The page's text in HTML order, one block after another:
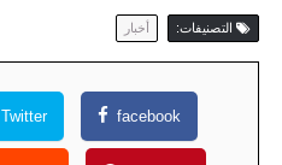
التصنيفات: أخبار
facebook
Twitter